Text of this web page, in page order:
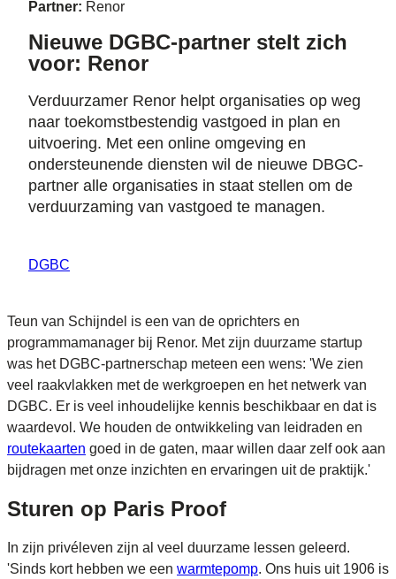
Partner: Renor
Nieuwe DGBC-partner stelt zich
voor: Renor
Verduurzamer Renor helpt organisaties op weg
naar toekomstbestendig vastgoed in plan en
uitvoering. Met een online omgeving en
ondersteunende diensten wil de nieuwe DBGC-
partner alle organisaties in staat stellen om de
verduurzaming van vastgoed te managen.
DGBC
Teun van Schijndel is een van de oprichters en
programmamanager bij Renor. Met zijn duurzame startup
was het DGBC-partnerschap meteen een wens: 'We zien
veel raakvlakken met de werkgroepen en het netwerk van
DGBC. Er is veel inhoudelijke kennis beschikbaar en dat is
waardevol. We houden de ontwikkeling van leidraden en
routekaarten goed in de gaten, maar willen daar zelf ook aan
bijdragen met onze inzichten en ervaringen uit de praktijk.'
Sturen op Paris Proof
In zijn privéleven zijn al veel duurzame lessen geleerd.
'Sinds kort hebben we een warmtepomp. Ons huis uit 1906 is